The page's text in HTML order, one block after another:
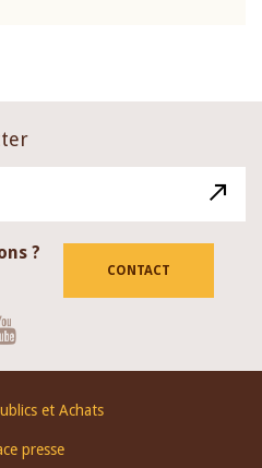
?
CONTACT
et Achats
presse